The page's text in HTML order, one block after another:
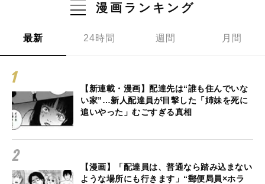
漫画ランキング
最新 24時間 週間 月間
【新連載・漫画】配達先は“誰も住んでいな
い家”…新人配達員が目撃した「姉妹を死に
追いやった」むごすぎる真相
【漫画】「配達員は、普通なら踏み込まない
ような場所にも行きます」“郵便局員×ホラ